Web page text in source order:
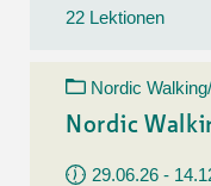
22 Lektionen
Nordic
Nordic
29.06.26 -